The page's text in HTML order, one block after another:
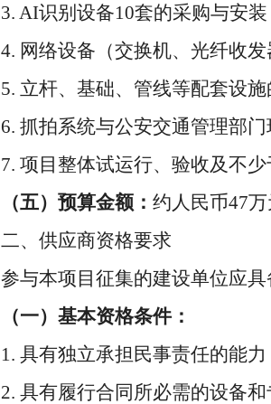
3. AI识别设备10套的采购与安装
4. 网络设备（交换机、光纤收
5. 立杆、基础、管线等配套设施
6. 抓拍系统与公安交通管理部
7. 项目整体试运行、验收及不少
（五） 预算金额： 约人民币47万
二、 供应商资格要求
参与本项目征集的建设单位应具
（一）基本资格条件：
1. 具有独立承担民事责任的能力
2. 具有履行合同所必需的设备